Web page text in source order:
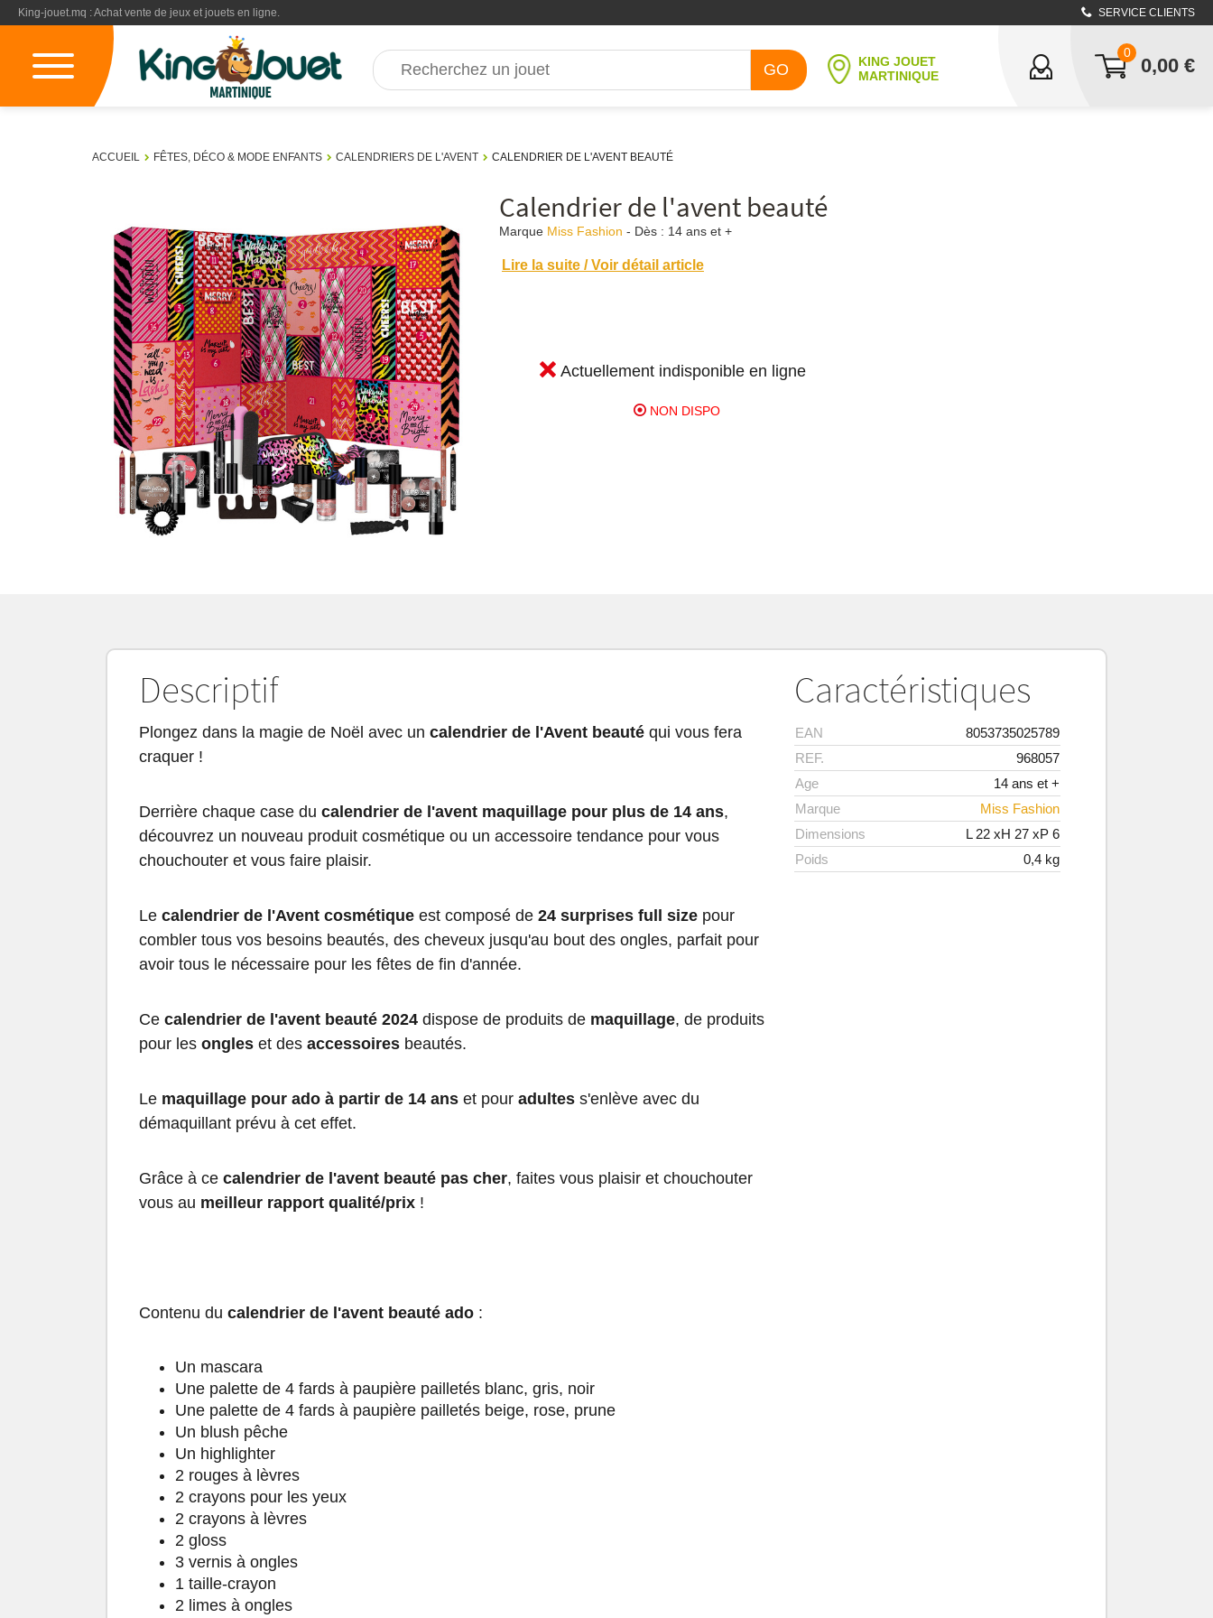
King-jouet.mq : Achat vente de jeux et jouets en ligne. SERVICE CLIENTS
GO
KING JOUET
MARTINIQUE
0
0,00 €
ACCUEIL FÊTES, DÉCO & MODE ENFANTS CALENDRIERS DE L'AVENT CALENDRIER DE L'AVENT BEAUTÉ
Calendrier de l'avent beauté
Marque Miss Fashion - Dès : 14 ans et +
Lire la suite / Voir détail article
Actuellement indisponible en ligne
NON DISPO
Descriptif
Plongez dans la magie de Noël avec un calendrier de l'Avent beauté qui vous fera
craquer !
Derrière chaque case du calendrier de l'avent maquillage pour plus de 14 ans,
découvrez un nouveau produit cosmétique ou un accessoire tendance pour vous
chouchouter et vous faire plaisir.
Le calendrier de l'Avent cosmétique est composé de 24 surprises full size pour
combler tous vos besoins beautés, des cheveux jusqu'au bout des ongles, parfait pour
avoir tous le nécessaire pour les fêtes de fin d'année.
Ce calendrier de l'avent beauté 2024 dispose de produits de maquillage, de produits
pour les ongles et des accessoires beautés.
Le maquillage pour ado à partir de 14 ans et pour adultes s'enlève avec du
démaquillant prévu à cet effet.
Grâce à ce calendrier de l'avent beauté pas cher, faites vous plaisir et chouchouter
vous au meilleur rapport qualité/prix !
Contenu du calendrier de l'avent beauté ado :
Un mascara
Une palette de 4 fards à paupière pailletés blanc, gris, noir
Une palette de 4 fards à paupière pailletés beige, rose, prune
Un blush pêche
Un highlighter
2 rouges à lèvres
2 crayons pour les yeux
2 crayons à lèvres
2 gloss
3 vernis à ongles
1 taille-crayon
2 limes à ongles
Caractéristiques
EAN
8053735025789
REF.
968057
Age
14 ans et +
Marque
Miss Fashion
Dimensions
L 22xH 27xP 6
Poids
0,4kg